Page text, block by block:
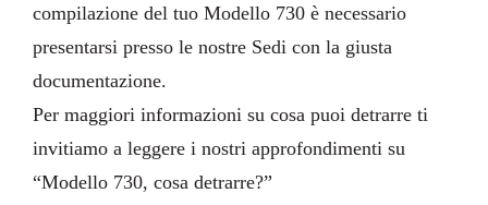
compilazione del tuo Modello 730 è necessario
presentarsi presso le nostre Sedi con la giusta
documentazione.
Per maggiori informazioni su cosa puoi detrarre ti
invitiamo a leggere i nostri approfondimenti su
“Modello 730, cosa detrarre?”